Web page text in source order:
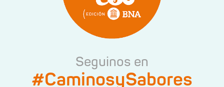
Seguinos en
#CaminosySabores